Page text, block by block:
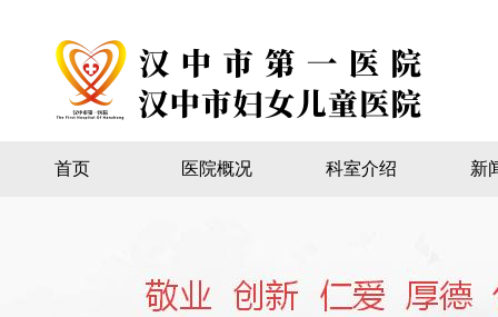
首页 医院概况 科室介绍 新